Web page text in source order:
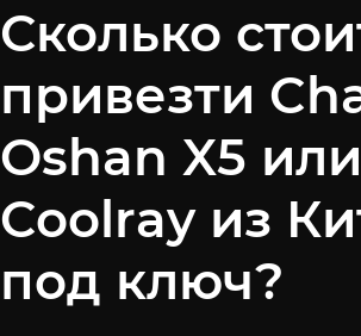
Сколько
привезти
Oshan X5
Coolray из
под ключ?